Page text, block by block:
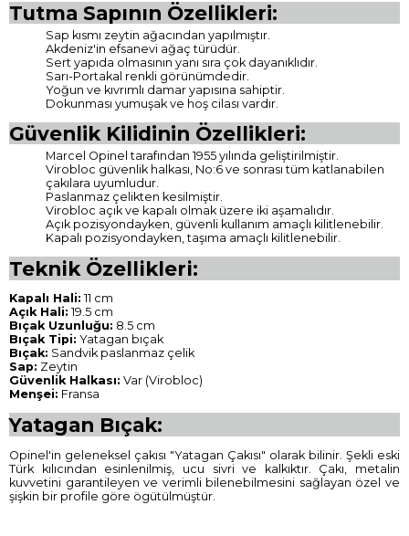
Tutma Sapının Özellikleri:
Sap kısmı zeytin ağacından yapılmıştır.
Akdeniz'in efsanevi ağaç türüdür.
Sert yapıda olmasının yanı sıra çok dayanıklıdır.
Sarı-Portakal renkli görünümdedir.
Yoğun ve kıvrımlı damar yapısına sahiptir.
Dokunması yumuşak ve hoş cilası vardır.
Güvenlik Kilidinin Özellikleri:
Marcel Opinel tarafından 1955 yılında geliştirilmiştir.
Virobloc güvenlik halkası, No:6 ve sonrası tüm katlanabilen
çakılara uyumludur.
Paslanmaz çelikten kesilmiştir.
Virobloc açık ve kapalı olmak üzere iki aşamalıdır.
Açık pozisyondayken, güvenli kullanım amaçlı kilitlenebilir.
Kapalı pozisyondayken, taşıma amaçlı kilitlenebilir.
Teknik Özellikleri:
Kapalı Hali: 11 cm
Açık Hali: 19.5 cm
Bıçak Uzunluğu: 8.5 cm
Bıçak Tipi: Yatagan bıçak
Bıçak: Sandvik paslanmaz çelik
Sap: Zeytin
Güvenlik Halkası: Var (Virobloc)
Menşei: Fransa
Yatagan Bıçak:
Opinel'in geleneksel çakısı "Yatagan Çakısı" olarak bilinir. Şekli eski
Türk kılıcından esinlenilmiş, ucu sivri ve kalkıktır. Çakı, metalin
kuvvetini garantileyen ve verimli bilenebilmesini sağlayan özel ve
şişkin bir profile göre ögütülmüştür.